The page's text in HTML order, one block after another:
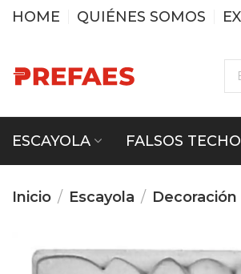
HOME QUIÉNES SOMOS
ESCAYOLA FALSOS
Inicio Escayola